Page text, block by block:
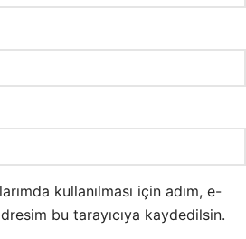
kullanılması için adım, e-
bu tarayıcıya kaydedilsin.